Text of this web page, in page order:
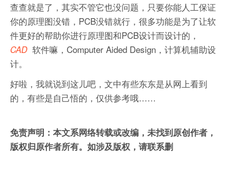
查查就是了，其实不管它也没问题，只要你能人工保证
你的原理图没错，PCB没错就行，很多功能是为了让软
件更好的帮助你进行原理图和PCB设计而设计的，
CAD 软件嘛，Computer Aided Design，计算机辅助设
计。
好啦，我就说到这儿吧，文中有些东东是从网上看到
的，有些是自己悟的，仅供参考哦……
免责声明：本文系网络转载或改编，未找到原创作者，
版权归原作者所有。如涉及版权，请联系删